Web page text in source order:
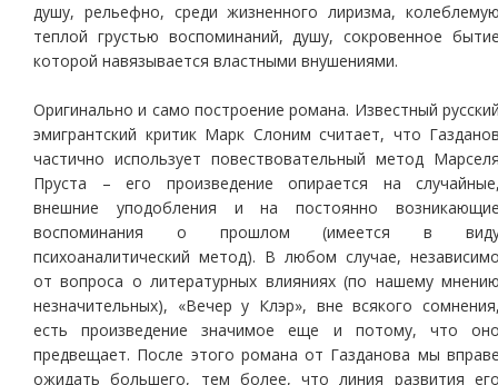
душу, рельефно, среди жизненного лиризма,
теплой грустью воспоминаний, душу, сокровенное
которой навязывается властными внушениями.
Оригинально и само построение романа. Известный
эмигрантский критик Марк Слоним считает, что
частично использует повествовательный метод
Пруста – его произведение опирается на
внешние уподобления и на постоянно
воспоминания о прошлом (имеется в
психоаналитический метод). В любом случае,
от вопроса о литературных влияниях (по нашему
незначительных), «Вечер у Клэр», вне всякого
есть произведение значимое еще и потому, что
предвещает. После этого романа от Газданова мы
ожидать большего, тем более, что линия развития